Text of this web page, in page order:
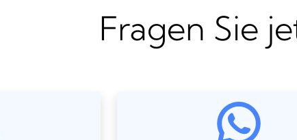
Fragen Sie